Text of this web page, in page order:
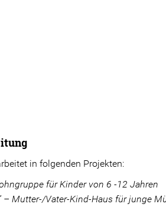
in folgenden Projekten:
für Kinder von 6 -12 Jahren
– Mutter-/Vater-Kind-Haus für junge